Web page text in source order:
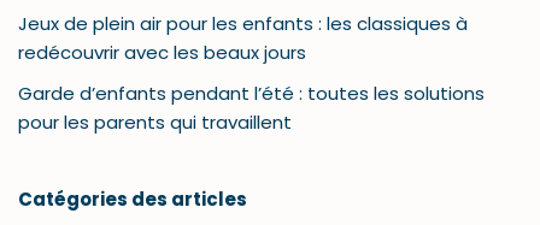
Jeux de plein air pour les enfants : les classiques à
redécouvrir avec les beaux jours
Garde d’enfants pendant l’été : toutes les solutions
pour les parents qui travaillent
Catégories des articles